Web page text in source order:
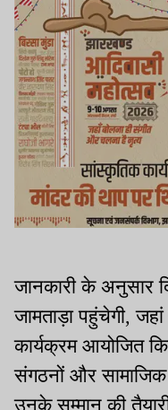
जानकारी के अनुसार
जामताड़ा पहुंचेगी,
कार्यक्रम आयोजित
संगठनों और
उनके सम्मान की